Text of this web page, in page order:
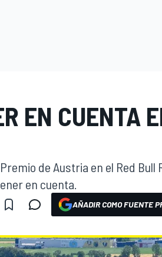
EN CUENTA
de Austria en el Red Bull
en cuenta.
AÑADIR COMO FUENTE